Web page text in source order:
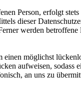
Person, erfolgt
dieser
werden betroffene
möglichst
aufweisen, sodass
an uns zu